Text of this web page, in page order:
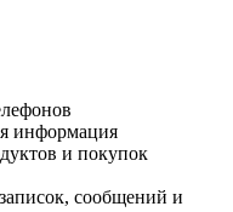
информация
и покупок
сообщений и